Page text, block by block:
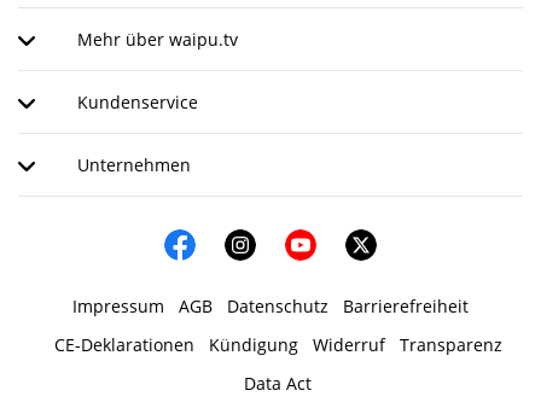
Mehr über waipu.tv
Kundenservice
Unternehmen
Impressum AGB Datenschutz
Barrierefreiheit
CE-Deklarationen
Kündigung Widerruf
Transparenz
Data Act